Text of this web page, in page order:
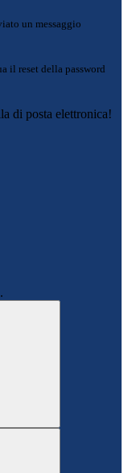
un messaggio
il reset della password
di posta elettronica!